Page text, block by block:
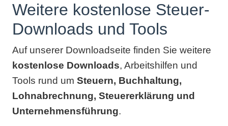
Weitere kostenlose Steuer-
Downloads und Tools
Auf unserer Downloadseite finden Sie weitere
kostenlose Downloads, Arbeitshilfen und
Tools rund um Steuern, Buchhaltung,
Lohnabrechnung, Steuererklärung und
Unternehmensführung.